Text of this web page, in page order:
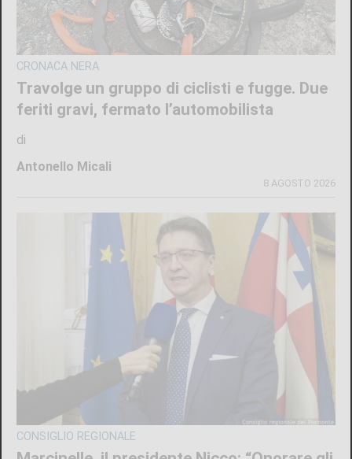
CRONACA NERA
Travolge un gruppo di ciclisti e fugge. Due
feriti gravi, fermato l’automobilista
di
Antonello Micali
8 AGOSTO 2026
CONSIGLIO REGIONALE